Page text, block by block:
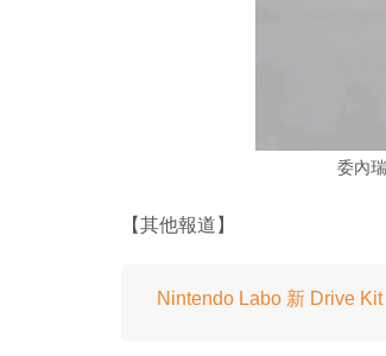
委內
【其他報道】
Nintendo Labo 新 Drive